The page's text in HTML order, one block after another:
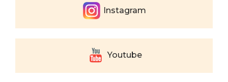
Instagram
Youtube